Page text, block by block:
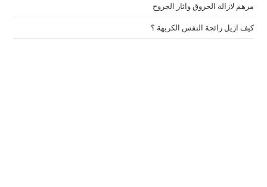
مرهم لازالة الحروق واثار الجروح
كيف ازيل رائحة النفس الكريهة ؟